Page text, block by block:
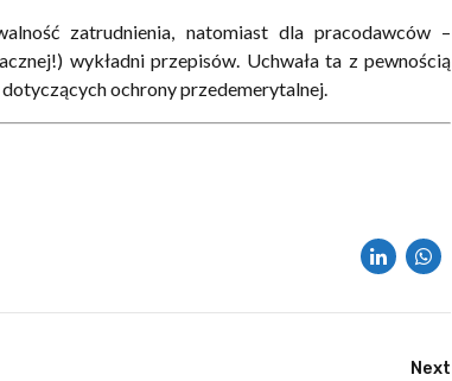
zatrudnienia, natomiast dla pracodawców –
wykładni przepisów. Uchwała ta z pewnością
ochrony przedemerytalnej.
Next